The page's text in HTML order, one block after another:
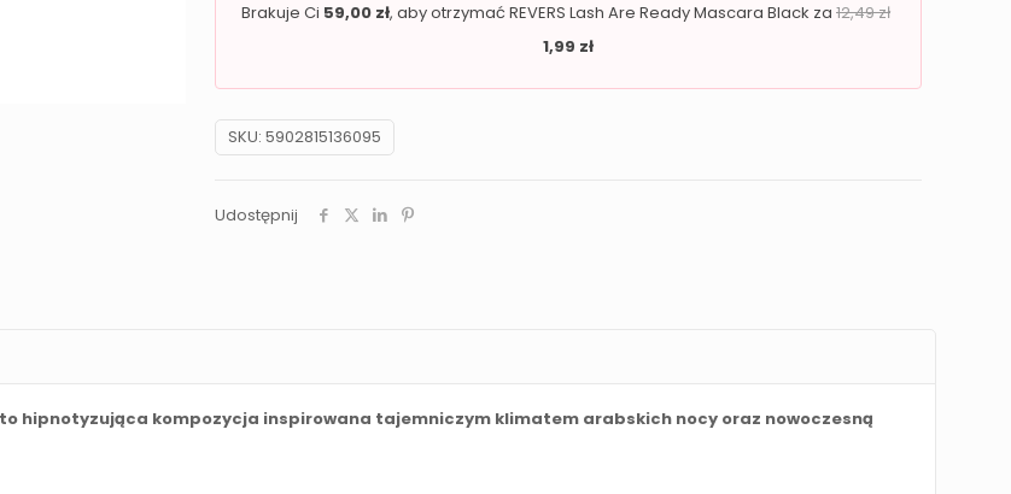
Brakuje Ci 59,00 zł, aby otrzymać REVERS Lash Are Ready Mascara Black za 12,49zł
1,99 zł
SKU: 5902815136095
Udostępnij
hipnotyzująca kompozycja inspirowana tajemniczym klimatem arabskich nocy oraz nowoczesną